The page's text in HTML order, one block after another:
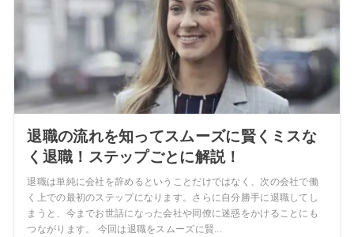
退職の流れを知ってスムーズに賢くミスな
く退職！ステップごとに解説！
退職は単純に会社を辞めるということだけではなく、次の会社で働
く上での最初のステップになります。さらに自分勝手に退職してし
まうと、今までお世話になった会社や同僚に迷惑をかけることにも
つながります。 今回は退職をスムーズに賢...